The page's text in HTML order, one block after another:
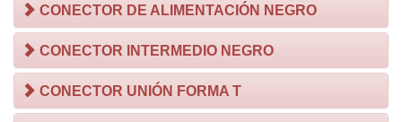
CONECTOR DE ALIMENTACIÓN NEGRO
CONECTOR INTERMEDIO NEGRO
CONECTOR UNIÓN FORMA T